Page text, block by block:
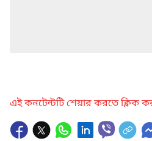
এই কনটেন্টটি শেয়ার করতে ক্লিক